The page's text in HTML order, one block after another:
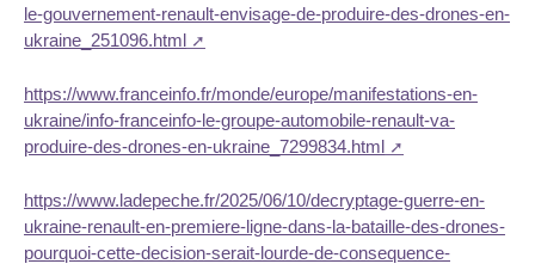
le-gouvernement-renault-envisage-de-produire-des-drones-en-
ukraine_251096.html
https://www.franceinfo.fr/monde/europe/manifestations-en-
ukraine/info-franceinfo-le-groupe-automobile-renault-va-
produire-des-drones-en-ukraine_7299834.html
https://www.ladepeche.fr/2025/06/10/decryptage-guerre-en-
ukraine-renault-en-premiere-ligne-dans-la-bataille-des-drones-
pourquoi-cette-decision-serait-lourde-de-consequence-